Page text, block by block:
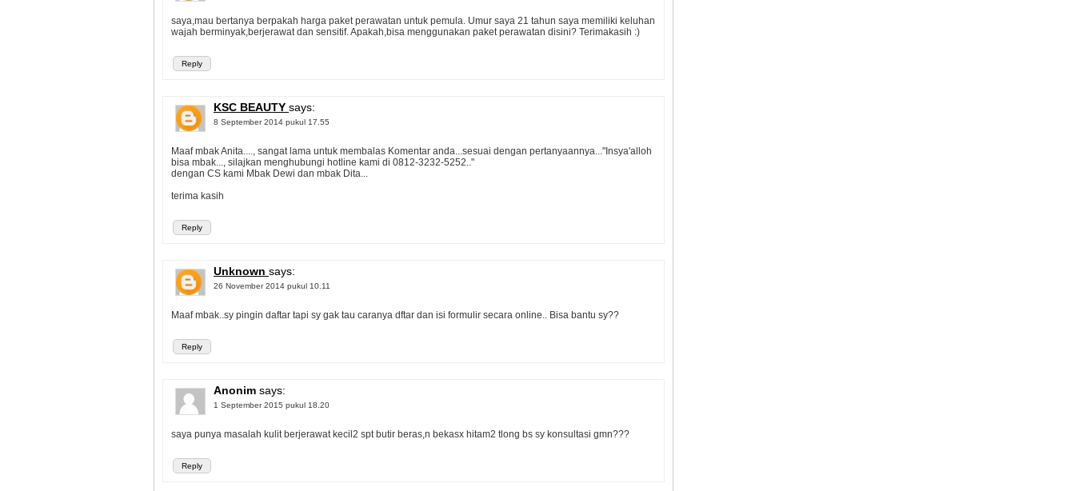
Reply
saya,mau bertanya berpakah harga paket perawatan untuk pemula. Umur saya 21 tahun saya memiliki keluhan
wajah berminyak,berjerawat dan sensitif. Apakah,bisa menggunakan paket perawatan disini? Terimakasih :)
KSC BEAUTY says:
8 September 2014 pukul 17.55
Reply
Maaf mbak Anita...., sangat lama untuk membalas Komentar anda...sesuai dengan pertanyaannya..."Insya'alloh
bisa mbak..., silajkan menghubungi hotline kami di 0812-3232-5252.."
dengan CS kami Mbak Dewi dan mbak Dita...
terima kasih
Unknown says:
26 November 2014 pukul 10.11
Reply
Maaf mbak..sy pingin daftar tapi sy gak tau caranya dftar dan isi formulir secara online.. Bisa bantu sy??
Anonim says:
1 September 2015 pukul 18.20
Reply
saya punya masalah kulit berjerawat kecil2 spt butir beras,n bekasx hitam2 tlong bs sy konsultasi gmn???